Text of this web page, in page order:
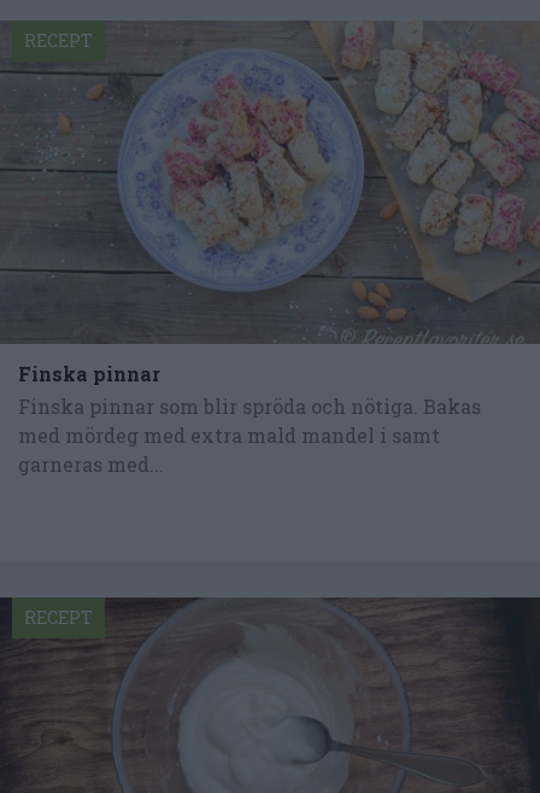
Finska pinnar
Finska pinnar som blir spröda och nötiga. Bakas
med mördeg med extra mald mandel i samt
garneras med...
RECEPT
RECEPT